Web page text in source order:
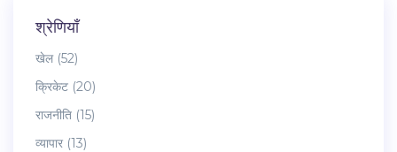
श्रेणियाँ
खेल (52)
क्रिकेट (20)
राजनीति (15)
व्यापार (13)